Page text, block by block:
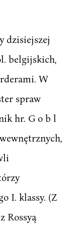
dzisiejszej
belgijskich,
W
spraw
hr. G o b l
I. klassy. (Z
Rossyą